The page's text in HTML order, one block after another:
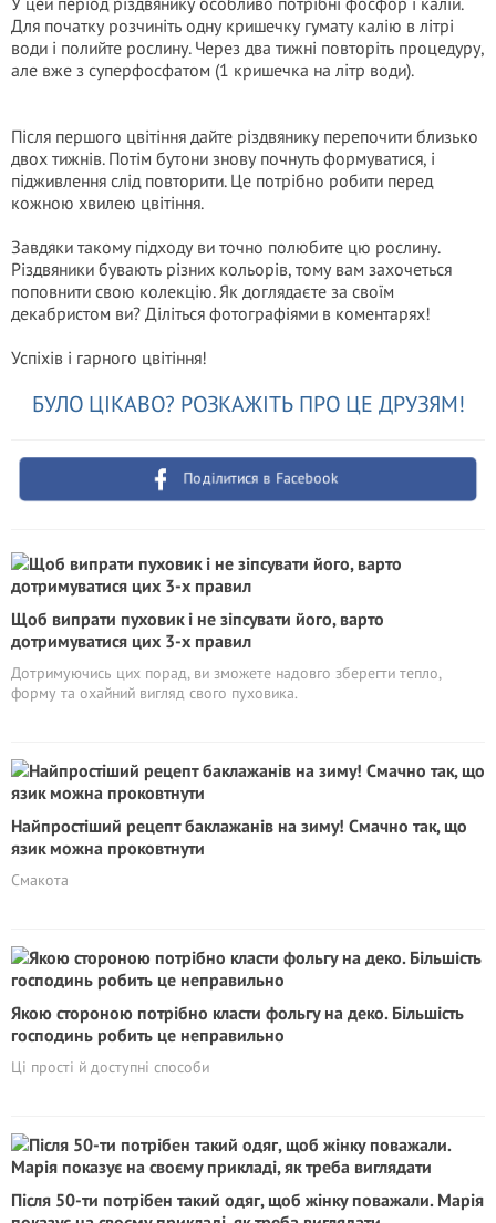
Для початку розчиніть одну кришечку гумату калію в літрі
води і полийте рослину. Через два тижні повторіть процедуру,
але вже з суперфосфатом (1 кришечка на літр води).
Після першого цвітіння дайте різдвянику перепочити близько
двох тижнів. Потім бутони знову почнуть формуватися, і
підживлення слід повторити. Це потрібно робити перед
кожною хвилею цвітіння.
Завдяки такому підходу ви точно полюбите цю рослину.
Різдвяники бувають різних кольорів, тому вам захочеться
поповнити свою колекцію. Як доглядаєте за своїм
декабристом ви? Діліться фотографіями в коментарях!
Успіхів і гарного цвітіння!
БУЛО ЦІКАВО? РОЗКАЖІТЬ ПРО ЦЕ ДРУЗЯМ!
Поділитися в Facebook
Щоб випрати пуховик і не зіпсувати його, варто
дотримуватися цих 3-х правил
Дотримуючись цих порад, ви зможете надовго зберегти тепло,
форму та охайний вигляд свого пуховика.
Найпростіший рецепт баклажанів на зиму! Смачно так, що
язик можна проковтнути
Смакота
Якою стороною потрібно класти фольгу на деко. Більшість
господинь робить це неправильно
Ці прості й доступні способи
Після 50-ти потрібен такий одяг, щоб жінку поважали. Марія